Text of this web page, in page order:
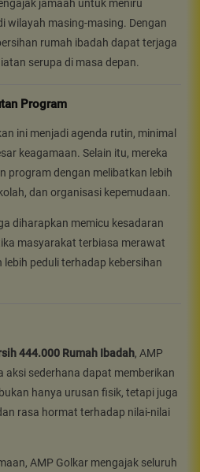
jamaah untuk meniru
wilayah masing-masing. Dengan
rumah ibadah dapat terjaga
serupa di masa depan.
Program
ini menjadi agenda rutin, minimal
keagamaan. Selain itu, mereka
program dengan melibatkan lebih
dan organisasi kepemudaan.
diharapkan memicu kesadaran
masyarakat terbiasa merawat
peduli terhadap kebersihan
444.000 Rumah Ibadah, AMP
aksi sederhana dapat memberikan
hanya urusan fisik, tetapi juga
rasa hormat terhadap nilai-nilai
AMP Golkar mengajak seluruh